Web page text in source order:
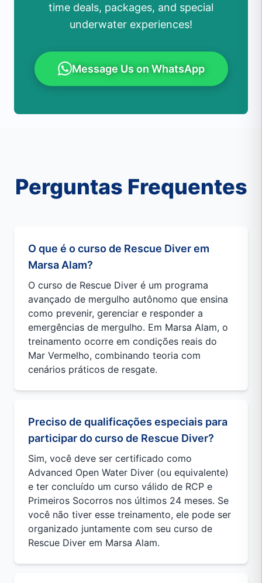
time deals, packages, and special
underwater experiences!
Message Us on WhatsApp
Perguntas Frequentes
O que é o curso de Rescue Diver em
Marsa Alam?
O curso de Rescue Diver é um programa
avançado de mergulho autônomo que ensina
como prevenir, gerenciar e responder a
emergências de mergulho. Em Marsa Alam, o
treinamento ocorre em condições reais do
Mar Vermelho, combinando teoria com
cenários práticos de resgate.
Preciso de qualificações especiais para
participar do curso de Rescue Diver?
Sim, você deve ser certificado como
Advanced Open Water Diver (ou equivalente)
e ter concluído um curso válido de RCP e
Primeiros Socorros nos últimos 24 meses. Se
você não tiver esse treinamento, ele pode ser
organizado juntamente com seu curso de
Rescue Diver em Marsa Alam.